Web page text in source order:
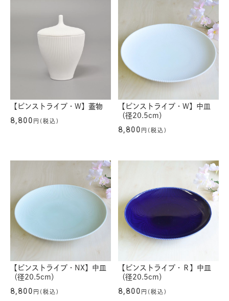
【ピンストライプ・W】蓋物
8,800 円(税込)
【ピンストライプ・W】中皿
（径20.5cm）
8,800 円(税込)
【ピンストライプ・NX】中皿
（径20.5cm）
8,800 円(税込)
【ピンストライプ・Ｒ】中皿
（径20.5cm）
8,800 円(税込)